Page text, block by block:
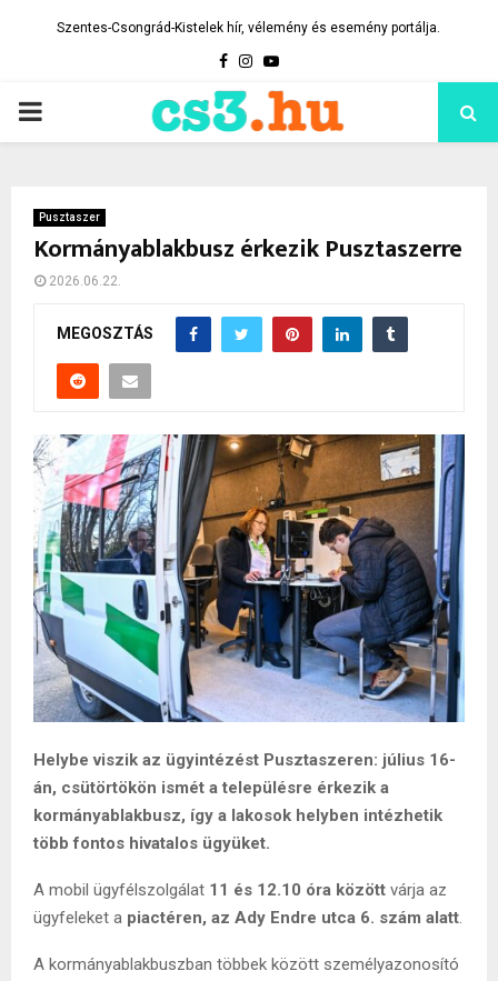
Szentes-Csongrád-Kistelek hír, vélemény és esemény portálja.
Facebook
Instagram
Youtube
PRIMARY
Pusztaszer
Kormányablakbusz érkezik Pusztaszerre
2026.06.22.
MEGOSZTÁS
Helybe viszik az ügyintézést Pusztaszeren: július 16-
án, csütörtökön ismét a településre érkezik a
kormányablakbusz, így a lakosok helyben intézhetik
több fontos hivatalos ügyüket.
A mobil ügyfélszolgálat 11 és 12.10 óra között várja az
ügyfeleket a piactéren, az Ady Endre utca 6. szám alatt.
A kormányablakbuszban többek között személyazonosító